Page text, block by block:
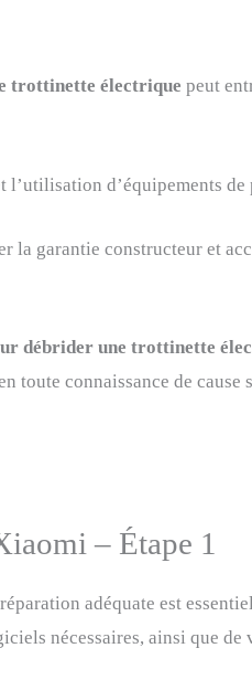
trottinette électrique peut
d’équipements
la garantie constructeur et
débrider une trottinette
toute connaissance de
– Étape 1
adéquate est
nécessaires, ainsi que